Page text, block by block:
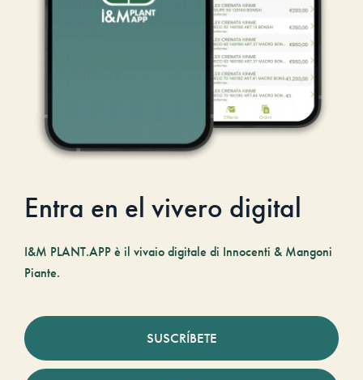
Entra en el vivero digital
I&M PLANT.APP è il vivaio digitale di Innocenti & Mangoni
Piante.
SUSCRÍBETE